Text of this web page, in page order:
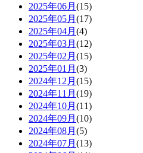
2025年06月 (15)
2025年05月 (17)
2025年04月 (4)
2025年03月 (12)
2025年02月 (15)
2025年01月 (3)
2024年12月 (15)
2024年11月 (19)
2024年10月 (11)
2024年09月 (10)
2024年08月 (5)
2024年07月 (13)